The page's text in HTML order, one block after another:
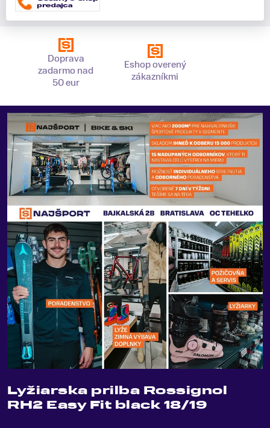
Doprava
zadarmo nad
50 eur
Eshop overený
zákazníkmi
Lyžiarska prilba Rossignol
RH2 Easy Fit black 18/19